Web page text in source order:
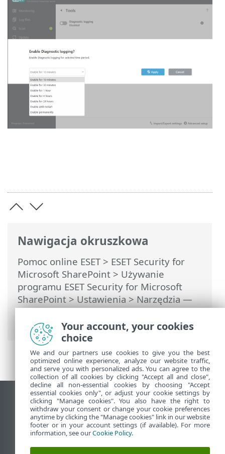
Nawigacja okruszkowa
Pomoc online ESET> ESET Security for
Microsoft SharePoint > Używanie
programu ESET Security for Microsoft
SharePoint>Ustawienia> Narzędzia —
zapisywanie w dziennikach
diagnostycznych
Wyświetl witrynę internetową dla
komputerów
End of Life
Baza wiedzy ESET
Your account, your cookies
choice
We and our partners use cookies to give you the best
optimized online experience, analyze our website traffic,
and serve you with personalized ads. You can agree to the
collection of all cookies by clicking "Accept all and close",
decline all non-essential cookies by choosing "Accept
essential cookies only", or adjust your cookie settings by
clicking "Manage cookies". You also have the right to
withdraw your consent or change your cookie preferences
anytime by clicking the "Manage cookies" link in our website
footer or in your account settings (if available). For more
information, see ourCookie Policy.